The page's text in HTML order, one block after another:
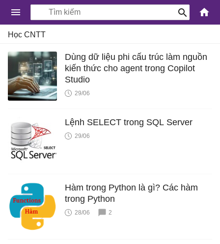
-
Thức
Học CNTT
Dùng dữ liệu phi cấu trúc làm nguồn
kiến thức cho agent trong Copilot
Studio
29/06
Lệnh SELECT trong SQL Server
29/06
Hàm trong Python là gì? Các hàm
trong Python
28/06 2